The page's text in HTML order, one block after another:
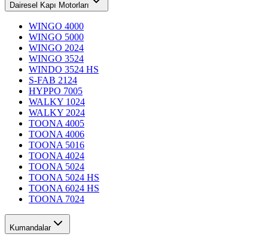
Dairesel Kapı Motorları
WINGO 4000
WINGO 5000
WINGO 2024
WINGO 3524
WINDO 3524 HS
S-FAB 2124
HYPPO 7005
WALKY 1024
WALKY 2024
TOONA 4005
TOONA 4006
TOONA 5016
TOONA 4024
TOONA 5024
TOONA 5024 HS
TOONA 6024 HS
TOONA 7024
Kumandalar